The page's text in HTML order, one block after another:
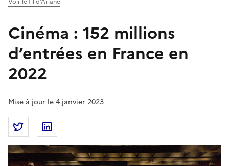
Cinéma : 152 millions
d’entrées en France en
2022
Mise à jour le 4 janvier 2023
Partager la page
Partager Cinéma : 152 millions d’entrées en